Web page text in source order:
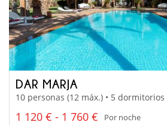
DAR MARJA
10 personas (12 máx.) • 5 dormitorios
1 120 € - 1 760 €
Por noche